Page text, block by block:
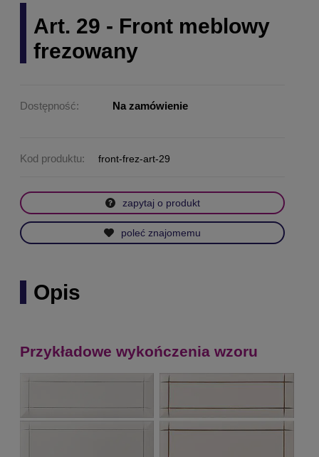
Art. 29 - Front meblowy
frezowany
Dostępność: Na zamówienie
Kod produktu: front-frez-art-29
zapytaj o produkt
poleć znajomemu
Opis
Przykładowe wykończenia wzoru